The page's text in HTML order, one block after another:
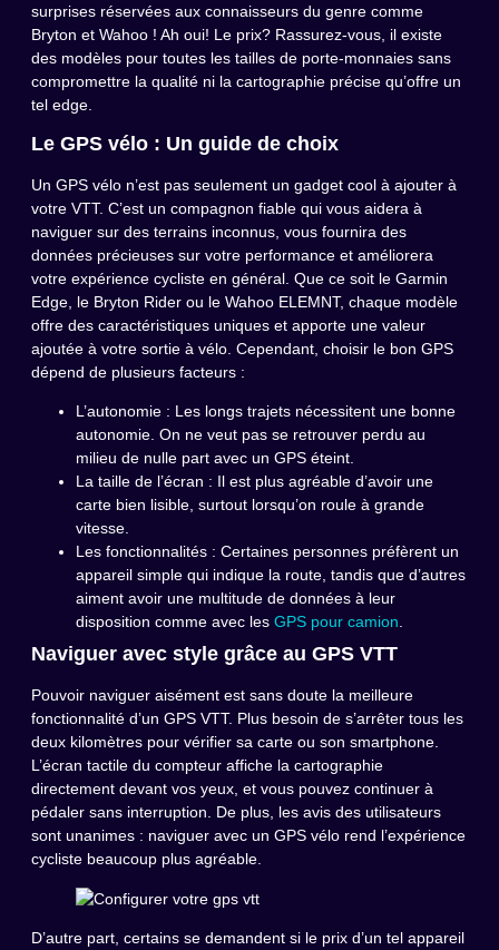
surprises réservées aux connaisseurs du genre comme
Bryton et Wahoo ! Ah oui! Le prix? Rassurez-vous, il existe
des modèles pour toutes les tailles de porte-monnaies sans
compromettre la qualité ni la cartographie précise qu’offre un
tel edge.
Le GPS vélo : Un guide de choix
Un GPS vélo n’est pas seulement un gadget cool à ajouter à
votre VTT. C’est un compagnon fiable qui vous aidera à
naviguer sur des terrains inconnus, vous fournira des
données précieuses sur votre performance et améliorera
votre expérience cycliste en général. Que ce soit le Garmin
Edge, le Bryton Rider ou le Wahoo ELEMNT, chaque modèle
offre des caractéristiques uniques et apporte une valeur
ajoutée à votre sortie à vélo. Cependant, choisir le bon GPS
dépend de plusieurs facteurs :
L’autonomie : Les longs trajets nécessitent une bonne
autonomie. On ne veut pas se retrouver perdu au
milieu de nulle part avec un GPS éteint.
La taille de l’écran : Il est plus agréable d’avoir une
carte bien lisible, surtout lorsqu’on roule à grande
vitesse.
Les fonctionnalités : Certaines personnes préfèrent un
appareil simple qui indique la route, tandis que d’autres
aiment avoir une multitude de données à leur
disposition comme avec les GPS pour camion.
Naviguer avec style grâce au GPS VTT
Pouvoir naviguer aisément est sans doute la meilleure
fonctionnalité d’un GPS VTT. Plus besoin de s’arrêter tous les
deux kilomètres pour vérifier sa carte ou son smartphone.
L’écran tactile du compteur affiche la cartographie
directement devant vos yeux, et vous pouvez continuer à
pédaler sans interruption. De plus, les avis des utilisateurs
sont unanimes : naviguer avec un GPS vélo rend l’expérience
cycliste beaucoup plus agréable.
D’autre part, certains se demandent si le prix d’un tel appareil